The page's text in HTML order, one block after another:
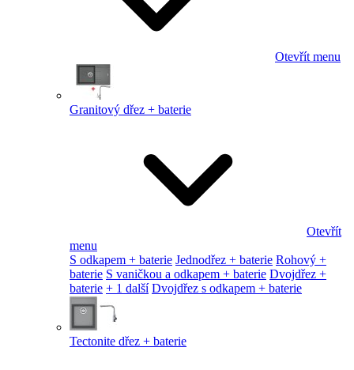
Otevřít menu
Granitový dřez + baterie
Otevřít
menu
S odkapem + baterie Jednodřez + baterie Rohový +
baterie S vaničkou a odkapem + baterie Dvojdřez +
baterie + 1 další Dvojdřez s odkapem + baterie
Tectonite dřez + baterie